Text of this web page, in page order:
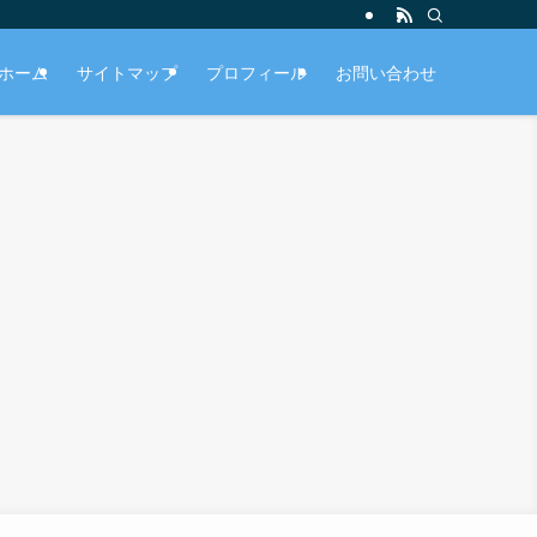
ーム サイトマップ プロフィール お問い合わせ